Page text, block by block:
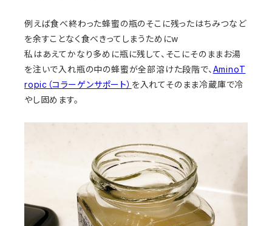
例えば食べ終わった蜂蜜の瓶のそこに残ったはちみつなど
を余すことなく食べきってしまうためにw
私はあえてかなり多めに瓶に残して、そこにそのままお湯
を注いで入れ瓶の中の蜂蜜が全部溶けた段階で、 AminoT
ropic（コラーゲンサポート） を入れてそのまま冷蔵庫で冷
やし固めます。